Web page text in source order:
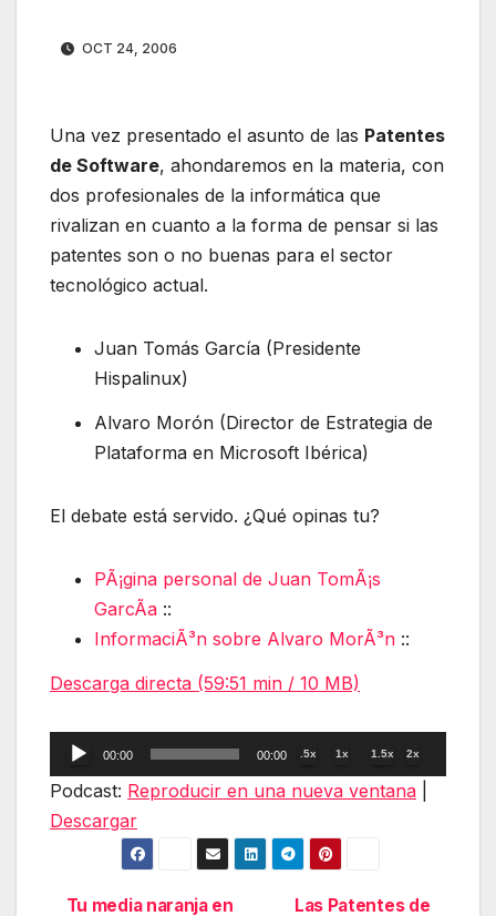
OCT 24, 2006
Una vez presentado el asunto de las Patentes
de Software, ahondaremos en la materia, con
dos profesionales de la informática que
rivalizan en cuanto a la forma de pensar si las
patentes son o no buenas para el sector
tecnológico actual.
Juan Tomás García (Presidente
Hispalinux)
Alvaro Morón (Director de Estrategia de
Plataforma en Microsoft Ibérica)
El debate está servido. ¿Qué opinas tu?
PÃ¡gina personal de Juan TomÃ¡s
GarcÃ­a ::
InformaciÃ³n sobre Alvaro MorÃ³n ::
Descarga directa (59:51 min / 10 MB)
Reproductor
de
audio
00:00 00:00 .5x 1x 1.5x 2x
Podcast: Reproducir en una nueva ventana
Descargar
Las Patentes de
Tu media naranja en